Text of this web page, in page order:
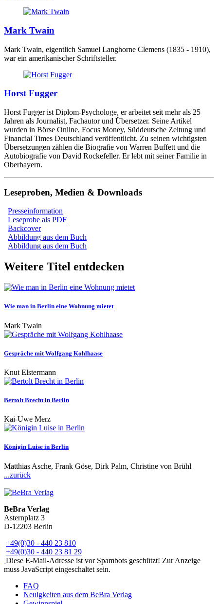
Mark Twain
Mark Twain, eigentlich Samuel Langhorne Clemens (1835 - 1910),
war ein amerikanischer Schriftsteller.
Horst Fugger
Horst Fugger ist Diplom-Psychologe, er arbeitet seit mehr als 25
Jahren als Journalist, Fachautor und Übersetzer. Seine Artikel
wurden in Börse Online, Focus Money, Süddeutsche Zeitung und
Financial Times Deutschland veröffentlicht. Zu seinen wichtigsten
Übersetzungen zählen die Biografie von Warren Buffett und die
Autobiografie von David Rockefeller. Er lebt mit seiner Familie in
Oberbayern.
Leseproben, Medien & Downloads
Presseinformation
Leseprobe als PDF
Backcover
Abbildung aus dem Buch
Abbildung aus dem Buch
Weitere Titel entdecken
Wie man in Berlin eine Wohnung mietet
Mark Twain
Gespräche mit Wolfgang Kohlhaase
Knut Elstermann
Bertolt Brecht in Berlin
Kai-Uwe Merz
Königin Luise in Berlin
Matthias Asche, Frank Göse, Dirk Palm, Christine von Brühl
...zurück
BeBra Verlag
Asternplatz 3
D-12203 Berlin
+49(0)30 - 440 23 810
+49(0)30 - 440 23 81 29
Diese E-Mail-Adresse ist vor Spambots geschützt! Zur Anzeige
muss JavaScript eingeschaltet sein.
FAQ
Neuigkeiten aus dem BeBra Verlag